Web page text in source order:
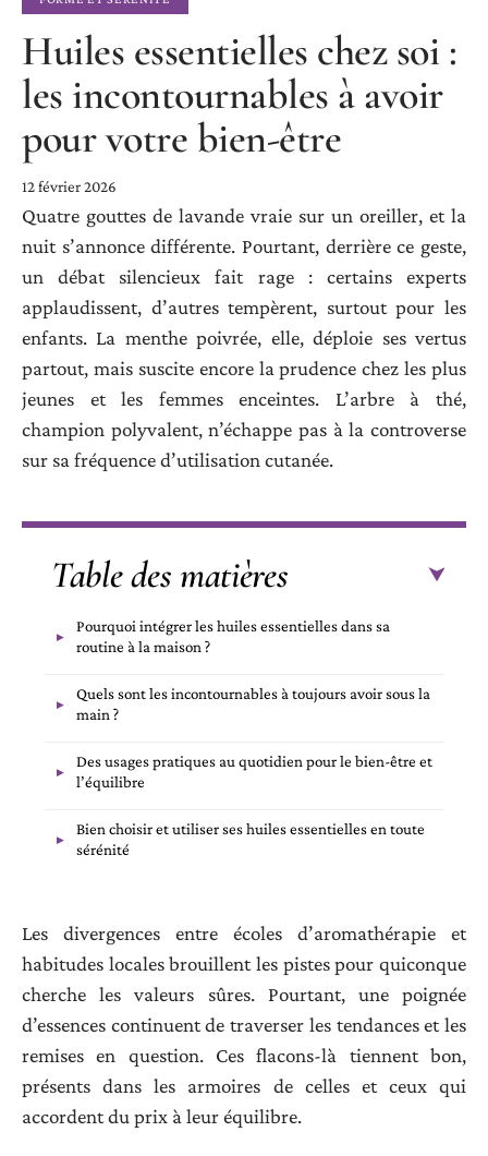
Huiles essentielles chez soi :
les incontournables à avoir
pour votre bien-être
12 février 2026
Quatre gouttes de lavande vraie sur un oreiller, et la
nuit s’annonce différente. Pourtant, derrière ce geste,
un débat silencieux fait rage : certains experts
applaudissent, d’autres tempèrent, surtout pour les
enfants. La menthe poivrée, elle, déploie ses vertus
partout, mais suscite encore la prudence chez les plus
jeunes et les femmes enceintes. L’arbre à thé,
champion polyvalent, n’échappe pas à la controverse
sur sa fréquence d’utilisation cutanée.
Table des matières
Pourquoi intégrer les huiles essentielles dans sa
routine à la maison ?
Quels sont les incontournables à toujours avoir sous la
main ?
Des usages pratiques au quotidien pour le bien-être et
l’équilibre
Bien choisir et utiliser ses huiles essentielles en toute
sérénité
Les divergences entre écoles d’aromathérapie et
habitudes locales brouillent les pistes pour quiconque
cherche les valeurs sûres. Pourtant, une poignée
d’essences continuent de traverser les tendances et les
remises en question. Ces flacons-là tiennent bon,
présents dans les armoires de celles et ceux qui
accordent du prix à leur équilibre.